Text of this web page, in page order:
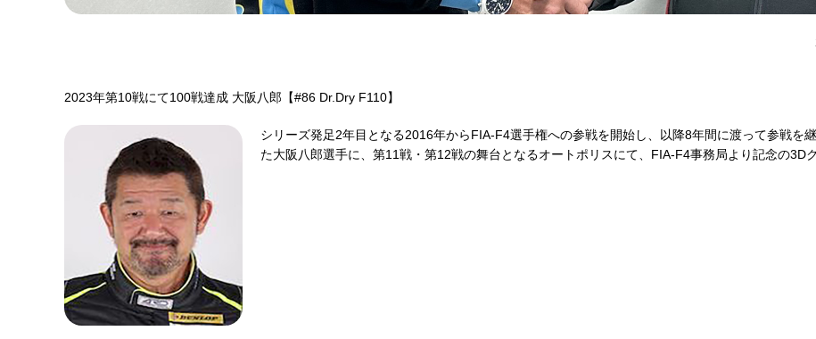
2023年第10戦にて100戦達成 大阪八郎【#86 Dr.Dry F110】
シリーズ発足2年目となる2016年からFIA-F4選手権への参戦を開始し、以降8年間に渡って参戦を
た大阪八郎選手に、第11戦・第12戦の舞台となるオートポリスにて、FIA-F4事務局より記念の3D